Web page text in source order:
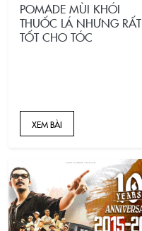
POMADE MÙI KHÓI
THUỐC LÁ NHƯNG RẤT
TỐT CHO TÓC
XEM BÀI